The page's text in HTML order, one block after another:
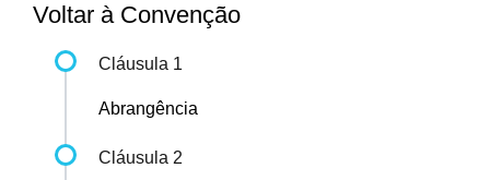
Voltar à Convenção
Cláusula 1
Abrangência
Cláusula 2